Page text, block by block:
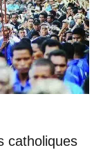
catholiques